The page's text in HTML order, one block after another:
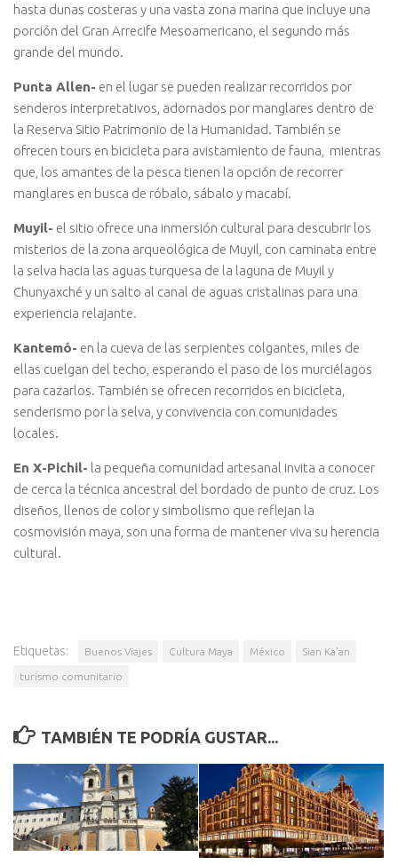
hasta dunas costeras y una vasta zona marina que incluye una
porción del Gran Arrecife Mesoamericano, el segundo más
grande del mundo.
Punta Allen- en el lugar se pueden realizar recorridos por
senderos interpretativos, adornados por manglares dentro de
la Reserva Sitio Patrimonio de la Humanidad. También se
ofrecen tours en bicicleta para avistamiento de fauna, mientras
que, los amantes de la pesca tienen la opción de recorrer
manglares en busca de róbalo, sábalo y macabí.
Muyil- el sitio ofrece una inmersión cultural para descubrir los
misterios de la zona arqueológica de Muyil, con caminata entre
la selva hacia las aguas turquesa de la laguna de Muyil y
Chunyaxché y un salto al canal de aguas cristalinas para una
experiencia relajante.
Kantemó- en la cueva de las serpientes colgantes, miles de
ellas cuelgan del techo, esperando el paso de los murciélagos
para cazarlos. También se ofrecen recorridos en bicicleta,
senderismo por la selva, y convivencia con comunidades
locales.
En X-Pichil- la pequeña comunidad artesanal invita a conocer
de cerca la técnica ancestral del bordado de punto de cruz. Los
diseños, llenos de color y simbolismo que reflejan la
cosmovisión maya, son una forma de mantener viva su herencia
cultural.
Etiquetas: Buenos Viajes Cultura Maya México Sian Ka’an
turismo comunitario
TAMBIÉN TE PODRÍA GUSTAR...